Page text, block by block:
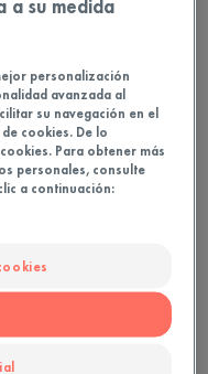
especiales a
reforzar la
a su medida
personalización
avanzada al
su navegación en el
cookies. De lo
Para obtener más
personales, consulte
a continuación: